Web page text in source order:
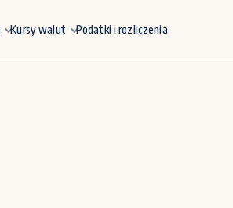
Kursy walut Podatki i rozliczenia